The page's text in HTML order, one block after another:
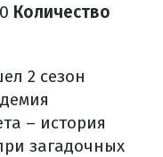
Количество
2 сезон
– история
загадочных